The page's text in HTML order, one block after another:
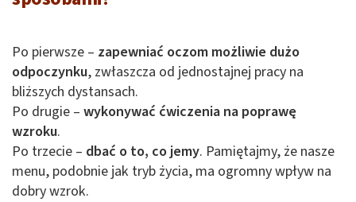
Po pierwsze – zapewniać oczom możliwie dużo
odpoczynku, zwłaszcza od jednostajnej pracy na
bliższych dystansach.
Po drugie – wykonywać ćwiczenia na poprawę
wzroku.
Po trzecie – dbać o to, co jemy. Pamiętajmy, że nasze
menu, podobnie jak tryb życia, ma ogromny wpływ na
dobry wzrok.